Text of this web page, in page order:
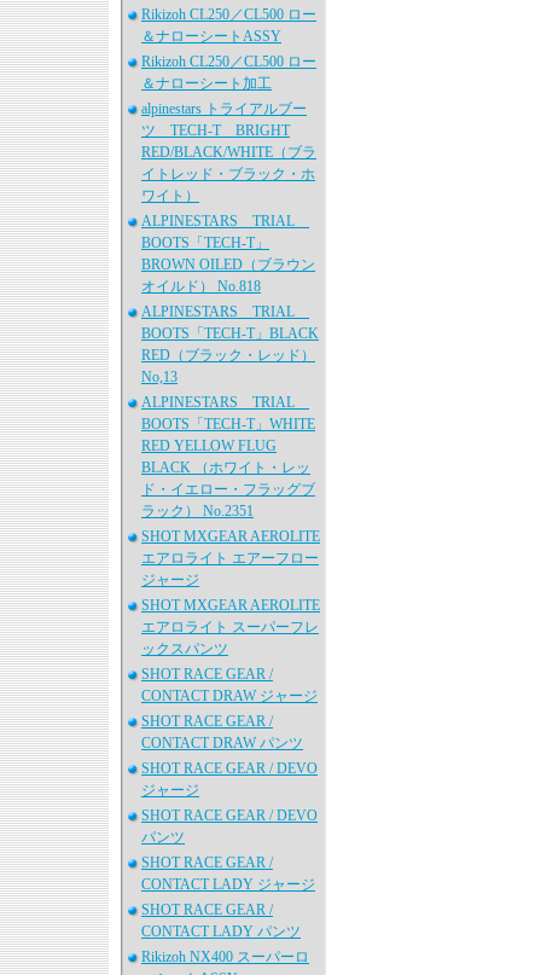
Rikizoh CL250／CL500 ロー
＆ナローシートASSY
Rikizoh CL250／CL500 ロー
＆ナローシート加工
alpinestars トライアルブー
ツ TECH-T BRIGHT
RED/BLACK/WHITE（ブラ
イトレッド・ブラック・ホ
ワイト）
ALPINESTARS TRIAL
BOOTS「TECH-T」
BROWN OILED（ブラウン
オイルド） No.818
ALPINESTARS TRIAL
BOOTS「TECH-T」BLACK
RED（ブラック・レッド）
No,13
ALPINESTARS TRIAL
BOOTS「TECH-T」WHITE
RED YELLOW FLUG
BLACK （ホワイト・レッ
ド・イエロー・フラッグブ
ラック） No.2351
SHOT MXGEAR AEROLITE
エアロライト エアーフロー
ジャージ
SHOT MXGEAR AEROLITE
エアロライト スーパーフレ
ックスパンツ
SHOT RACE GEAR /
CONTACT DRAW ジャージ
SHOT RACE GEAR /
CONTACT DRAW パンツ
SHOT RACE GEAR / DEVO
ジャージ
SHOT RACE GEAR / DEVO
パンツ
SHOT RACE GEAR /
CONTACT LADY ジャージ
SHOT RACE GEAR /
CONTACT LADY パンツ
Rikizoh NX400 スーパーロ